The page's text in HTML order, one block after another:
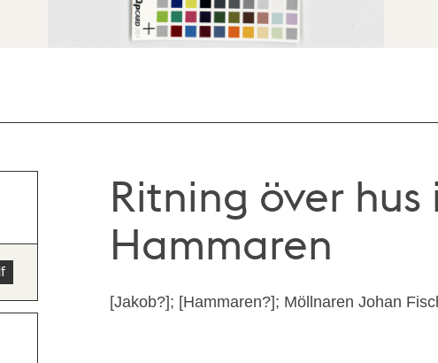
Ritning över
Hammaren
[Jakob?]; [Hammaren?]; Möllnaren Johan